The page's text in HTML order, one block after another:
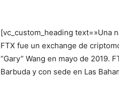
[vc_custom_heading text=»Una
FTX fue un exchange de
“Gary” Wang en mayo de 2019.
Barbuda y con sede en Las